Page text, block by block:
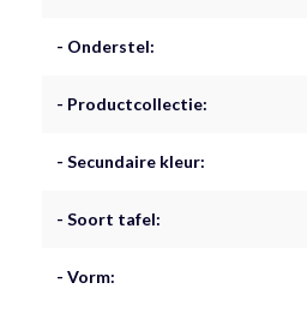
- Onderstel:
- Productcollectie:
- Secundaire kleur:
- Soort tafel:
- Vorm: